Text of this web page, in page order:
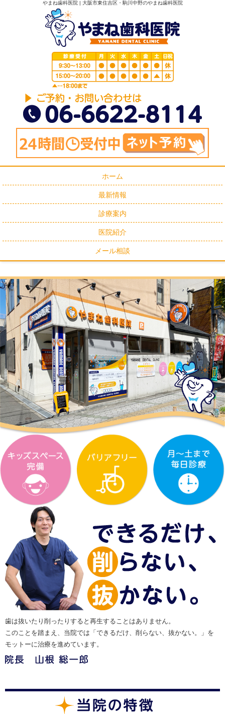
やまね歯科医院 | 大阪市東住吉区・駒川中野のやまね歯科医院
ホーム
最新情報
診療案内
医院紹介
メール相談
歯は抜いたり削ったりすると再生することはありません。
このことを踏まえ、当院では「できるだけ、削らない、抜かない。」を
モットーに治療を進めています。